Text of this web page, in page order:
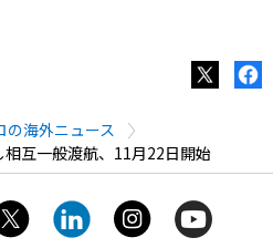
海外ニュース
互一般渡航、11月22日開始